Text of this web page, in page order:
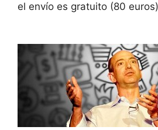
el envío es gratuito (80